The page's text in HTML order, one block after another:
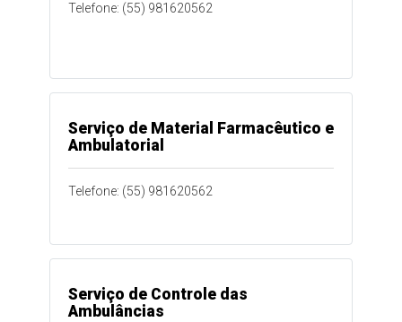
Telefone: (55) 981620562
Serviço de Material Farmacêutico e
Ambulatorial
Telefone: (55) 981620562
Serviço de Controle das
Ambulâncias